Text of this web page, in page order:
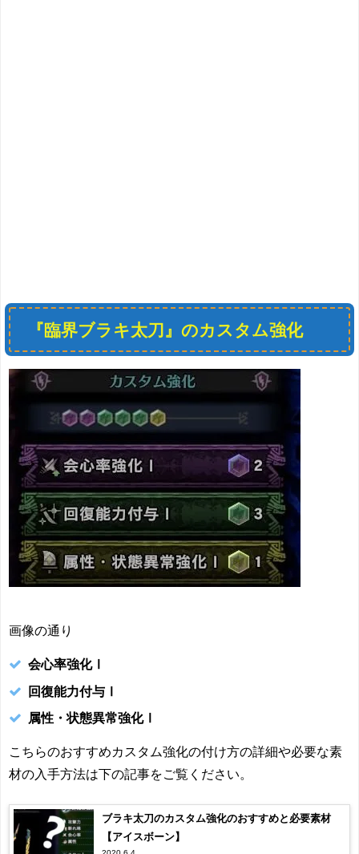
『臨界ブラキ太刀』のカスタム強化
画像の通り
会心率強化Ⅰ
回復能力付与Ⅰ
属性・状態異常強化Ⅰ
こちらのおすすめカスタム強化の付け方の詳細や必要な素
材の入手方法は下の記事をご覧ください。
ブラキ太刀のカスタム強化のおすすめと必要素材
【アイスボーン】